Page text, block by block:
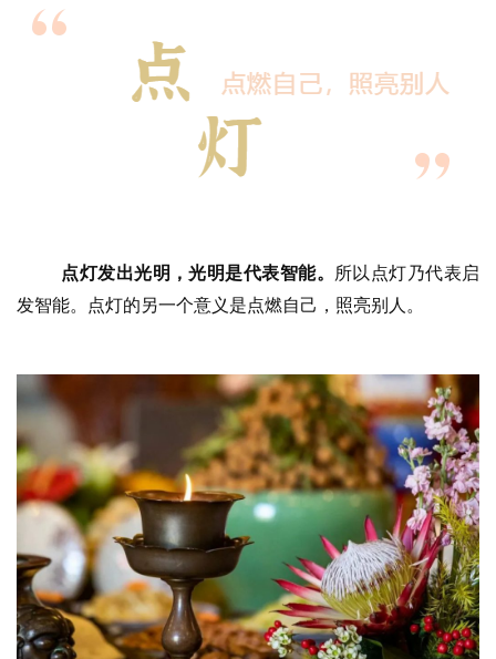
僧
僧
访
谈
乐
菩
提
点灯发出光明，光明是代表智能。
所以点灯乃代表启
发智能。点灯的另一个意义是点燃自己，照亮别人。